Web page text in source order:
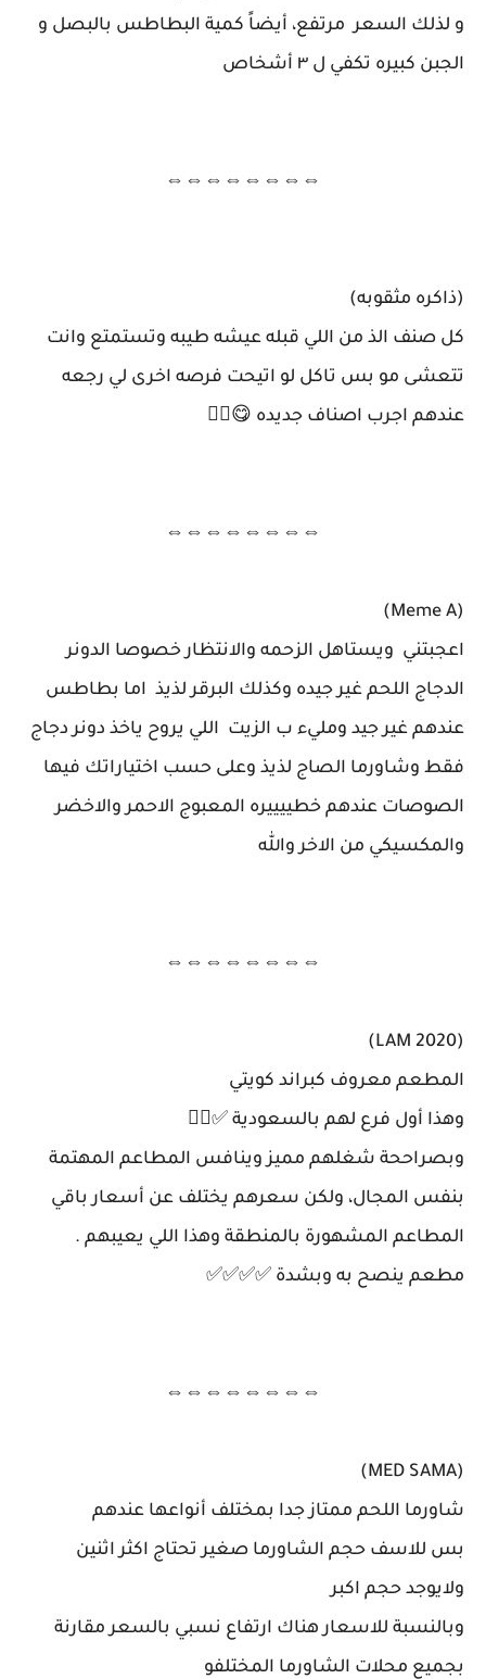
و لذلك السعر مرتفع، أيضاً كمية البطاطس بالبصل و
الجبن كبيره تكفي ل ٣ أشخاص
⇔⇔⇔⇔⇔⇔⇔⇔
(ذاكره مثقوبه)
كل صنف الذ من اللي قبله عيشه طيبه وتستمتع وانت
تتعشى مو بس تاكل لو اتيحت فرصه اخرى لي رجعه
عندهم اجرب اصناف جديده 😋👌🏼
⇔⇔⇔⇔⇔⇔⇔⇔
(Meme A)
اعجبتني ويستاهل الزحمه والانتظار خصوصا الدونر
الدجاج اللحم غير جيده وكذلك البرقر لذيذ اما بطاطس
عندهم غير جيد ومليء ب الزيت اللي يروح ياخذ دونر دجاج
فقط وشاورما الصاج لذيذ وعلى حسب اختياراتك فيها
الصوصات عندهم خطييييره المعبوج الاحمر والاخضر
والمكسيكي من الاخر والله
⇔⇔⇔⇔⇔⇔⇔⇔
(LAM 2020)
المطعم معروف كبراند كويتي
وهذا أول فرع لهم بالسعودية ✅👍🏻
وبصراححة شغلهم مميز وينافس المطاعم المهتمة
بنفس المجال، ولكن سعرهم يختلف عن أسعار باقي
المطاعم المشهورة بالمنطقة وهذا اللي يعيبهم .
مطعم ينصح به وبشدة ✅✅✅✅
⇔⇔⇔⇔⇔⇔⇔⇔
(MED SAMA)
شاورما اللحم ممتاز جدا بمختلف أنواعها عندهم
بس للاسف حجم الشاورما صغير تحتاج اكثر اثنين
ولايوجد حجم اكبر
وبالنسبة للاسعار هناك ارتفاع نسبي بالسعر مقارنة
بجميع محلات الشاورما المختلفو